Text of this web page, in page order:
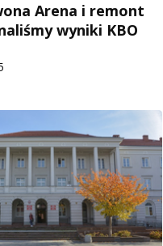
Arena i remont
wyniki KBO